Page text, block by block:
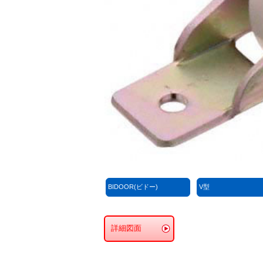
BIDOOR(ビドー) V型
詳細図面